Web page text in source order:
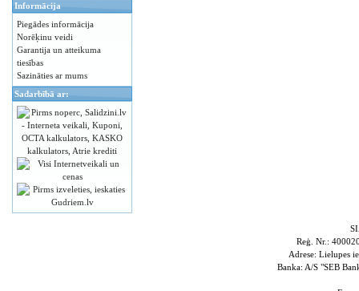
Informācija
Piegādes informācija
Norēķinu veidi
Garantija un atteikuma
tiesības
Sazināties ar mums
Sadarbībā ar:
Reģ. Nr.:
Adrese: Lielupes
Banka: A/S "SEB